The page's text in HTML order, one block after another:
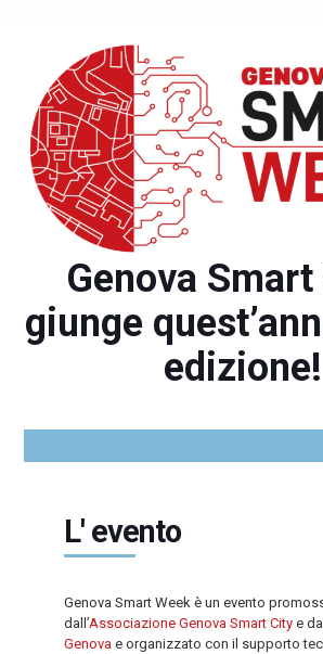
Genova Smart
giunge
edizione!
L' evento
Genova Smart Week è un evento
dall’Associazione Genova Smart City e
Genova e organizzato con il supporto